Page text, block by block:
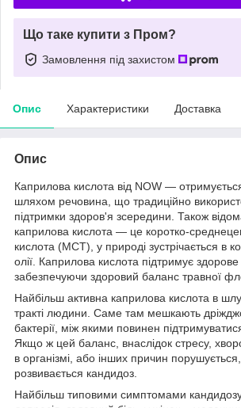
Що таке купити з Пром?
Замовлення під захистом
Опис Характеристики Доставка
Опис
Каприлова кислота від NOW ―
шляхом речовина, що традиційно
підтримки здоров'я зсередини. Також
каприлова кислота ― це коротко-
кислота (MCT), у природі зустрічається в
олії. Каприлова кислота підтримує здорове
забезпечуючи здоровий баланс травної
Найбільш активна каприлова кислота в
тракті людини. Саме там мешкають
бактерії, між якими повинен
Якщо ж цей баланс, внаслідок стресу,
в організмі, або інших причин
розвивається кандидоз.
Найбільш типовими симптомами кандидозу